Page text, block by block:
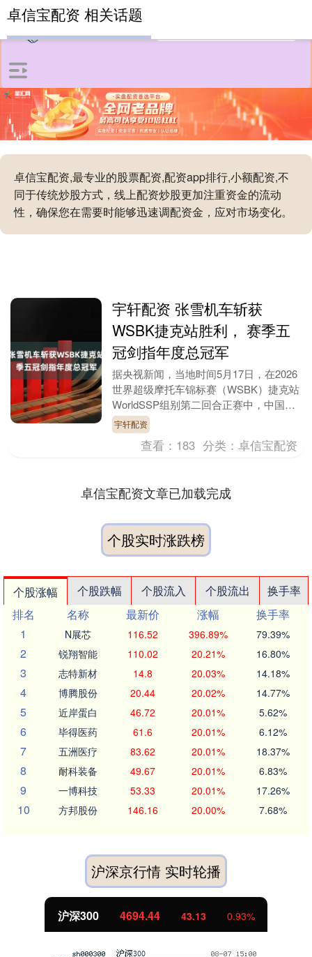
卓信宝配资,最专业的股票配资,配资app排行,小额配资,不
同于传统炒股方式，线上配资炒股更加注重资金的流动
性，确保您在需要时能够迅速调配资金，应对市场变化。
卓信宝配资 相关话题
宇轩配资 张雪机车斩获
WSBK捷克站胜利， 赛季五
冠剑指年度总冠军
据央视新闻，当地时间5月17日，在2026
世界超级摩托车锦标赛（WSBK）捷克站
WorldSSP组别第二回合正赛中，中国摩
托车制造商“张雪机车”旗下的法国车手
瓦....
宇轩配资
查看： 183 分类：卓信宝配资
卓信宝配资文章已加载完成
个股实时涨跌榜
个股涨幅 个股跌幅 个股流入 个股流出
换手率
排名
名称 最新价 涨幅
换手率
1
N展芯 116.52 396.89% 79.39%
2 锐翔智能 110.02 20.21% 16.80%
3 志特新材 14.8 20.03% 14.18%
4 博腾股份 20.44 20.02% 14.77%
5 近岸蛋白 46.72 20.01% 5.62%
6 毕得医药 61.6 20.01% 6.12%
7 五洲医疗 83.62 20.01% 18.37%
8 耐科装备 49.67 20.01% 6.83%
9 一博科技 53.33 20.01% 17.26%
10 方邦股份 146.16 20.00% 7.68%
沪深京行情 实时轮播
北证50 1134.24 11.37 1.01%